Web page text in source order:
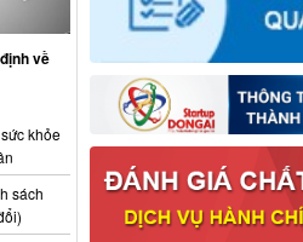
về
khỏe
sách